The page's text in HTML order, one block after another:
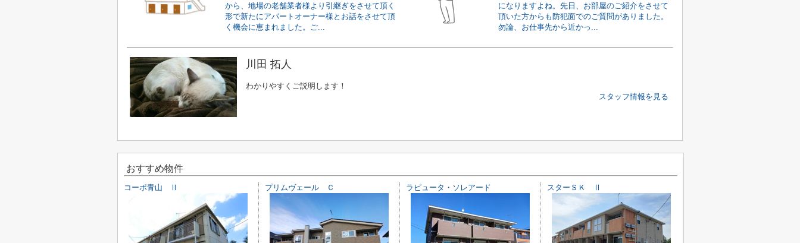
から、地場の老舗業者様より引継ぎをさせて頂く
形で新たにアパートオーナー様とお話をさせて頂
く機会に恵まれました。ご...
になりますよね。先日、お部屋のご紹介をさせて
頂いた方からも防犯面でのご質問がありました。
勿論、お仕事先から近かっ...
川田 拓人
わかりやすくご説明します！
スタッフ情報を見る
おすすめ物件
コーポ青山 Ⅱ プリムヴェール Ｃ ラピュータ・ソレアード スターＳＫ Ⅱ